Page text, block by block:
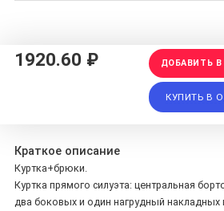
1920.60 ₽ ДОБАВИТЬ В
КУПИТЬ В
Краткое описание
Куртка+брюки.
Куртка прямого силуэта: центральная
два боковых и один нагрудный накладных